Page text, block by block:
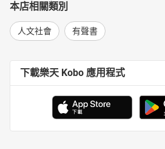
本店相關類別
人文社會 有聲書
下載樂天 Kobo 應用程式